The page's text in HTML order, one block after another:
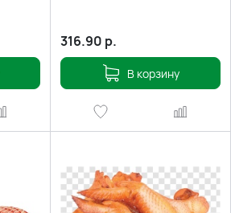
316.90 р.
В корзину